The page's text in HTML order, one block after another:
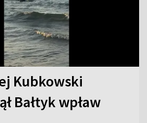
Kubkowski
Bałtyk wpław